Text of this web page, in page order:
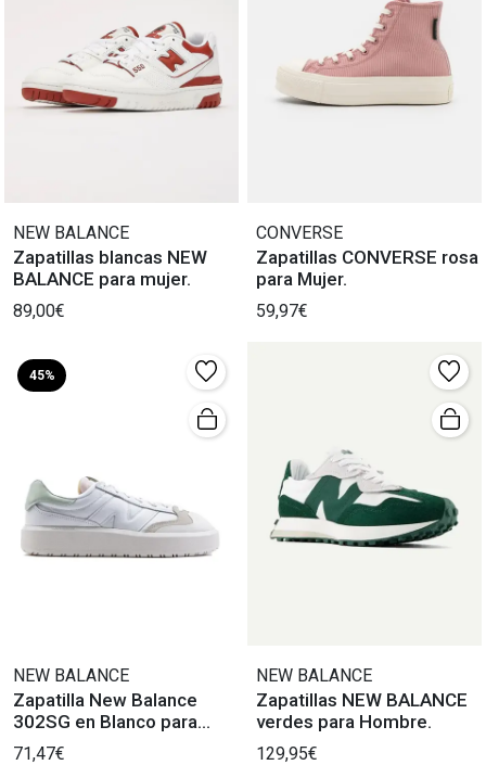
NEW BALANCE
Zapatillas blancas NEW
BALANCE para mujer.
89,00€
CONVERSE
Zapatillas CONVERSE rosa
para Mujer.
59,97€
45%
NEW BALANCE
Zapatilla New Balance
302SG en Blanco para
Mujer
71,47€
NEW BALANCE
Zapatillas NEW BALANCE
verdes para Hombre.
129,95€